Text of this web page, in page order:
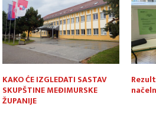
KAKO ĆE IZGLEDATI SASTAV
SKUPŠTINE MEĐIMURSKE
ŽUPANIJE